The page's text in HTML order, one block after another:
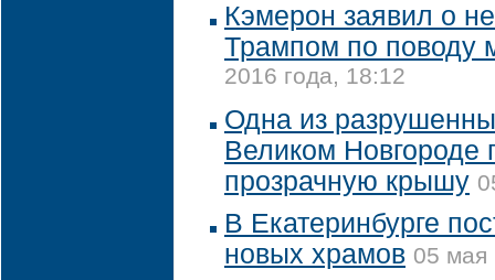
Кэмерон заявил о
Трампом по поводу
2016 года, 18:12
Одна из
Великом Новгороде
прозрачную крышу
В Екатеринбурге
новых храмов 05 мая